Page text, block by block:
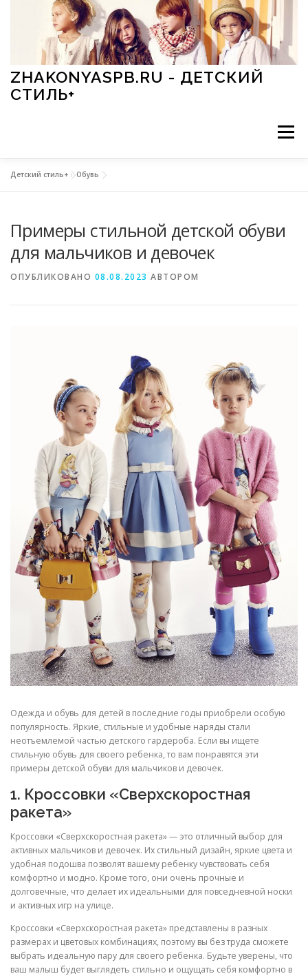
Перейти к содержимому
ZHAKONYASPB.RU - ДЕТСКИЙ
СТИЛЬ+
Меню
ПРАЗДНИКИ СТИЛЬ СТАТЬИ
Детский стиль+ »Обувь
Примеры стильной детской обуви
для мальчиков и девочек
ОПУБЛИКОВАНО 08.08.2023 АВТОРОМ
Одежда и обувь для детей в последние годы приобрели особую
популярность. Яркие, стильные и удобные наряды стали
неотъемлемой частью детского гардероба. Если вы ищете
стильную обувь для своего ребенка, то вам понравятся эти
примеры детской обуви для мальчиков и девочек.
1. Кроссовки «Сверхскоростная
ракета»
Кроссовки «Сверхскоростная ракета» — это отличный выбор для
активных мальчиков и девочек. Их стильный дизайн, яркие цвета и
удобная подошва позволят вашему ребенку чувствовать себя
комфортно и модно. Кроме того, они очень прочные и
долговечные, что делает их идеальными для повседневной носки
и активных игр на улице.
Кроссовки «Сверхскоростная ракета» представлены в разных
размерах и цветовых комбинациях, поэтому вы без труда сможете
выбрать идеальную пару для своего ребенка. Будьте уверены, что
ваш малыш будет выглядеть стильно и ощущать себя комфортно в